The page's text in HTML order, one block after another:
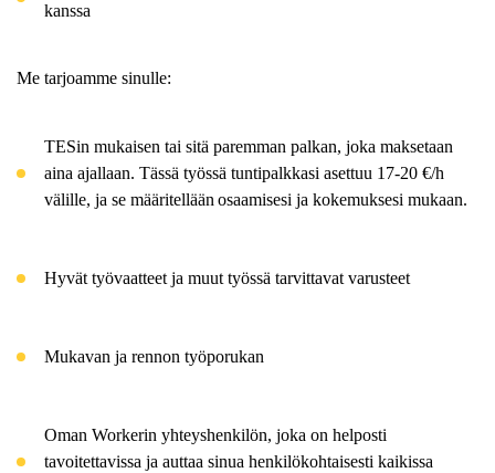
kanssa
Me tarjoamme sinulle:
TESin mukaisen tai sitä paremman palkan, joka maksetaan
aina ajallaan. Tässä työssä tuntipalkkasi asettuu 17-20 €/h
välille, ja se määritellään osaamisesi ja kokemuksesi mukaan.
Hyvät työvaatteet ja muut työssä tarvittavat varusteet
Mukavan ja rennon työporukan
Oman Workerin yhteyshenkilön, joka on helposti
tavoitettavissa ja auttaa sinua henkilökohtaisesti kaikissa